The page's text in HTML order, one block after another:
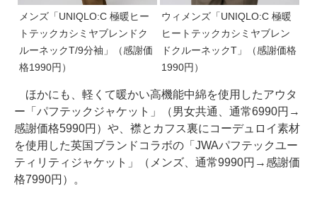
メンズ「UNIQLO:C 極暖ヒー
トテックカシミヤブレンドク
ルーネックT/9分袖」（感謝価
格1990円）
ウィメンズ「UNIQLO:C 極暖
ヒートテックカシミヤブレン
ドクルーネックT」（感謝価格
1990円）
ほかにも、軽くて暖かい高機能中綿を使用したアウタ
ー「パフテックジャケット」（男女共通、通常6990円→
感謝価格5990円）や、襟とカフス裏にコーデュロイ素材
を使用した英国ブランドコラボの「JWAパフテックユー
ティリティジャケット」（メンズ、通常9990円→感謝価
格7990円）。